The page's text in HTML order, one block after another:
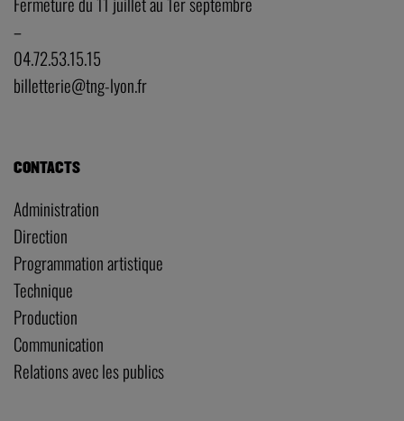
–
04.72.53.15.15
billetterie@tng-lyon.fr
CONTACTS
Administration
Direction
Programmation artistique
Technique
Production
Communication
Relations avec les publics